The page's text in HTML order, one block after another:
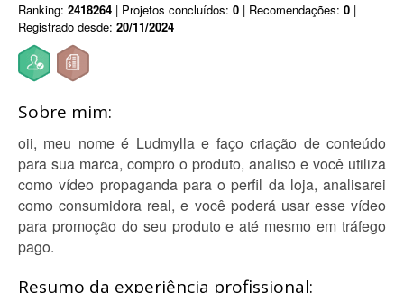
Ranking: 2418264 | Projetos concluídos: 0 | Recomendações: 0 |
Registrado desde: 20/11/2024
Sobre mim:
oii, meu nome é Ludmylla e faço criação de conteúdo
para sua marca, compro o produto, analiso e você utiliza
como vídeo propaganda para o perfil da loja, analisarei
como consumidora real, e você poderá usar esse vídeo
para promoção do seu produto e até mesmo em tráfego
pago.
Resumo da experiência profissional: